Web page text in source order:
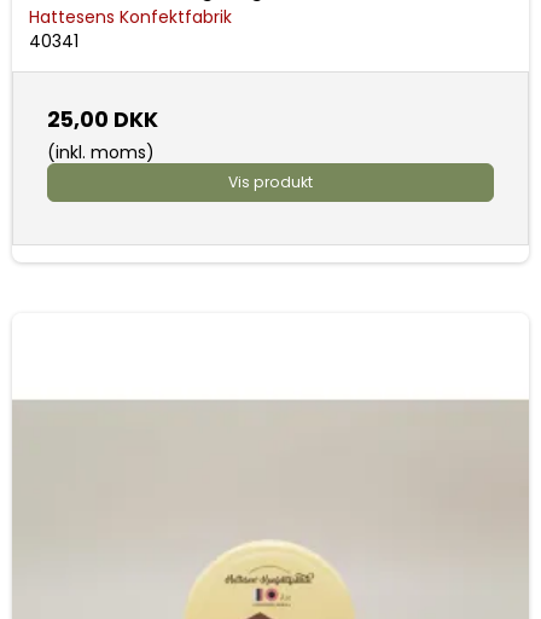
Hattesens Konfektfabrik
40341
25,00 DKK
(inkl. moms)
Vis produkt